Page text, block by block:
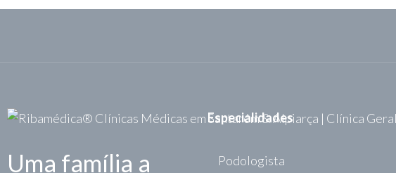
Uma família a
Especialidades
Podologista